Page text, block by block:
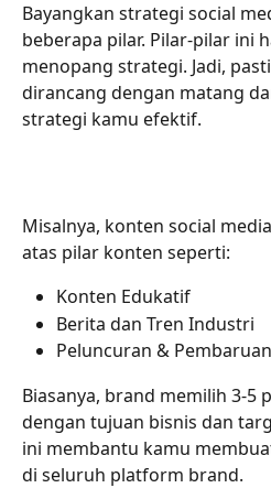
Bayangkan strategi social
beberapa pilar. Pilar-pilar ini
menopang strategi. Jadi,
dirancang dengan matang
strategi kamu efektif.
Misalnya, konten social
atas pilar konten seperti:
Konten Edukatif
Berita dan Tren Industri
Peluncuran &
Biasanya, brand memilih 3-5
dengan tujuan bisnis dan
ini membantu kamu
di seluruh platform brand.